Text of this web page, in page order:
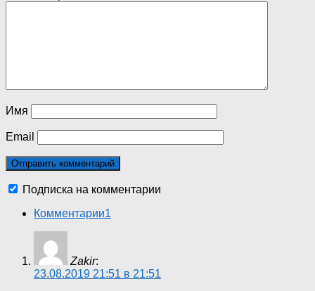
Имя
Email
Подписка на комментарии
Комментарии1
Zakir:
23.08.2019 21:51 в 21:51